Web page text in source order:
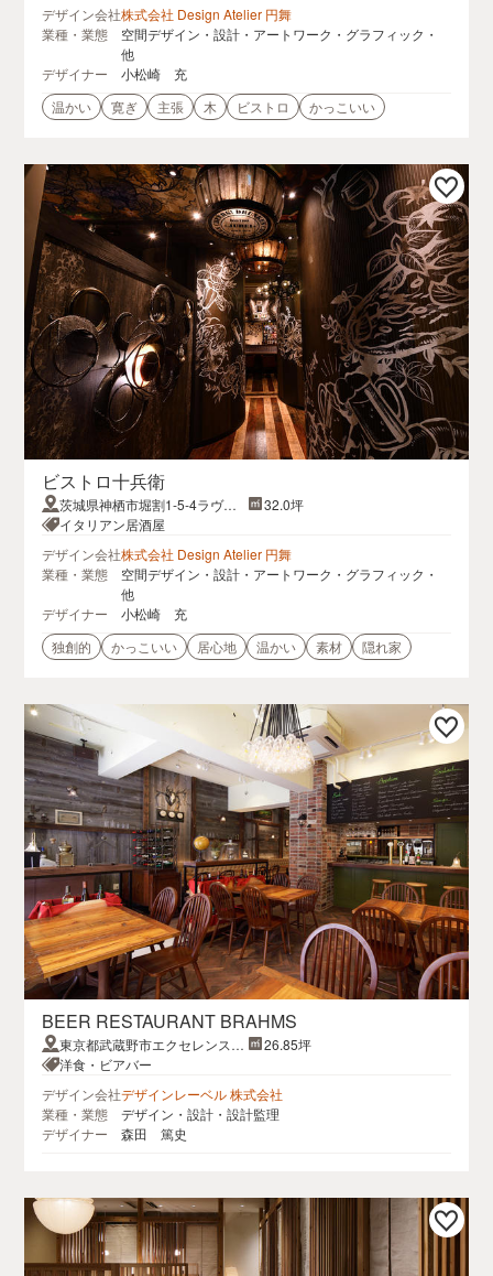
デザイン会社株式会社 Design Atelier 円舞
業種・業態
空間デザイン・設計・アートワーク・グラフィック・
他
デザイナー
小松崎 充
温かい
寛ぎ 主張 木 ビストロ かっこいい
ビストロ十兵衛
茨城県神栖市堀割1‐5‐4ラヴェ
リテ 1F
32.0坪
イタリアン居酒屋
デザイン会社株式会社 Design Atelier 円舞
業種・業態
空間デザイン・設計・アートワーク・グラフィック・
他
デザイナー
小松崎 充
独創的
かっこいい 居心地 温かい 素材 隠れ家
BEER RESTAURANT BRAHMS
東京都武蔵野市エクセレンス吉
祥寺
26.85坪
洋食・ビアバー
デザイン会社デザインレーベル 株式会社
業種・業態
デザイン・設計・設計監理
デザイナー
森田 篤史